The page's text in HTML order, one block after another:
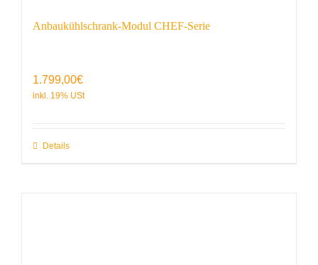
Anbaukühlschrank-Modul CHEF-Serie
1.799,00€
Details